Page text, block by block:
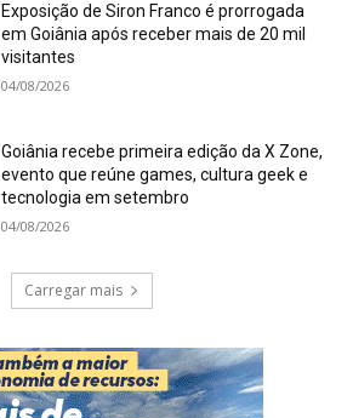
Exposição de Siron Franco é prorrogada
em Goiânia após receber mais de 20 mil
visitantes
04/08/2026
Goiânia recebe primeira edição da X Zone,
evento que reúne games, cultura geek e
tecnologia em setembro
04/08/2026
Carregar mais